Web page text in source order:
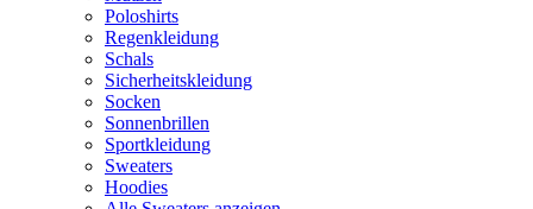
Poloshirts
Regenkleidung
Schals
Sicherheitskleidung
Socken
Sonnenbrillen
Sportkleidung
Sweaters
Hoodies